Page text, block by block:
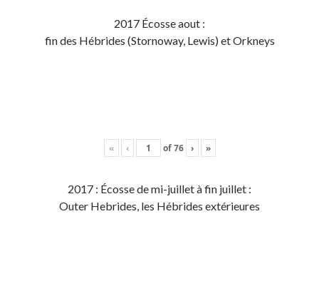
2017 Écosse aout :
fin des Hébrides (Stornoway, Lewis) et Orkneys
« ‹ of76 › »
2017 : Écosse de mi-juillet à fin juillet :
Outer Hebrides, les Hébrides extérieures